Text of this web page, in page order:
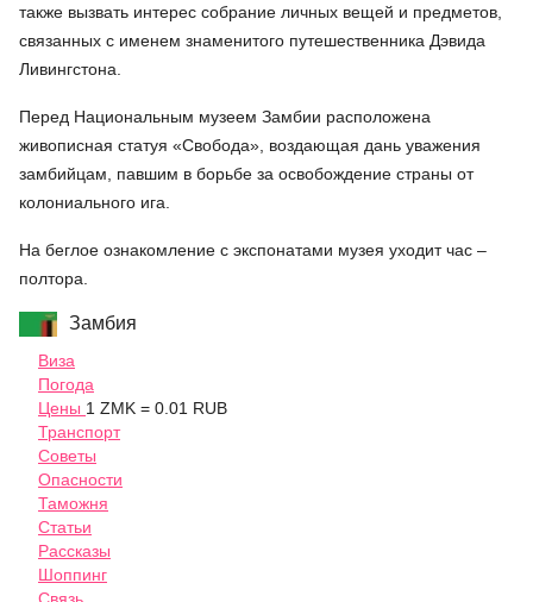
также вызвать интерес собрание личных вещей и предметов,
связанных с именем знаменитого путешественника Дэвида
Ливингстона.
Перед Национальным музеем Замбии расположена
живописная статуя «Свобода», воздающая дань уважения
замбийцам, павшим в борьбе за освобождение страны от
колониального ига.
На беглое ознакомление с экспонатами музея уходит час –
полтора.
Замбия
Виза
Погода
Цены 1 ZMK = 0.01 RUB
Транспорт
Советы
Опасности
Таможня
Статьи
Рассказы
Шоппинг
Связь